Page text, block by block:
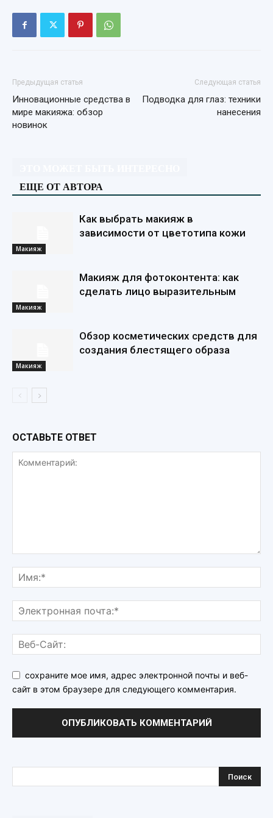
Предыдущая статья
Инновационные средства в
мире макияжа: обзор
новинок
Следующая статья
Подводка для глаз: техники
нанесения
ЕЩЕ ОТ АВТОРА
Макияж
Как выбрать макияж в
зависимости от цветотипа кожи
Макияж
Макияж для фотоконтента: как
сделать лицо выразительным
Макияж
Обзор косметических средств для
создания блестящего образа
ОСТАВЬТЕ ОТВЕТ
сохраните мое имя, адрес электронной почты и веб-
сайт в этом браузере для следующего комментария.